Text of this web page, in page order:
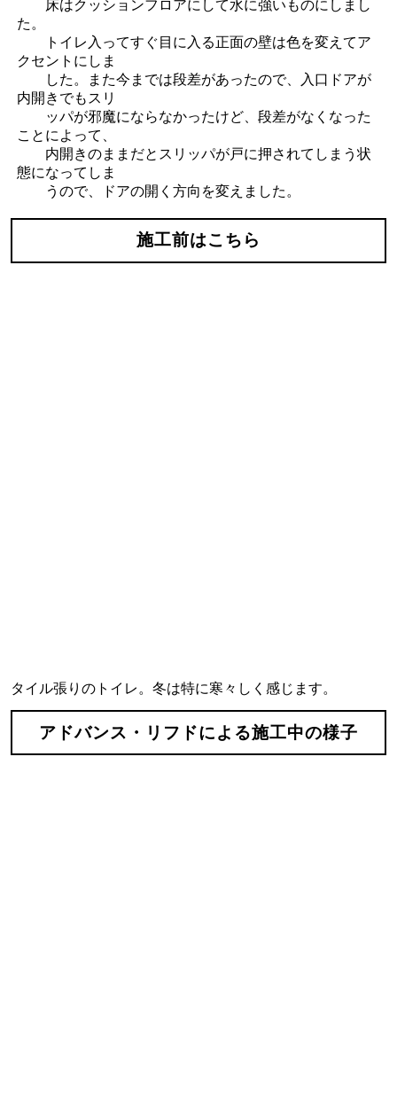
床はクッションフロアにして水に強いものにしまし
た。
トイレ入ってすぐ目に入る正面の壁は色を変えてア
クセントにしま
した。また今までは段差があったので、入口ドアが
内開きでもスリ
ッパが邪魔にならなかったけど、段差がなくなった
ことによって、
内開きのままだとスリッパが戸に押されてしまう状
態になってしま
うので、ドアの開く方向を変えました。
施工前はこちら
タイル張りのトイレ。冬は特に寒々しく感じます。
アドバンス・リフドによる施工中の様子